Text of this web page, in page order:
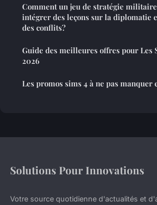
Comment un jeu de stratégie
intégrer des leçons sur la diplomatie
des conflits?
Guide des meilleures offres pour Les
2026
Les promos sims 4 à ne pas manquer
Solutions Pour Innovations
Votre source quotidienne d'actualités et